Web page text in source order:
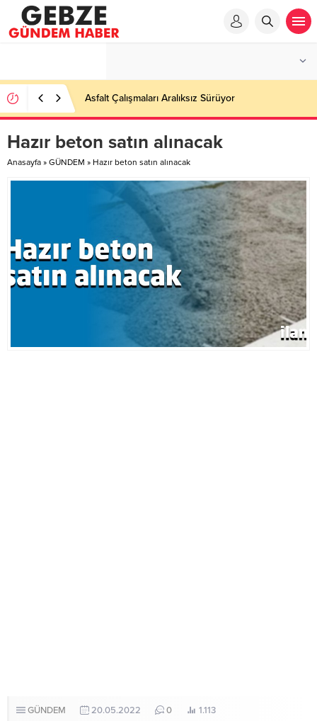
Asfalt Çalışmaları Aralıksız Sürüyor
Hazır beton satın alınacak
Anasayfa » GÜNDEM » Hazır beton satın alınacak
GÜNDEM 20.05.2022 0 1.113